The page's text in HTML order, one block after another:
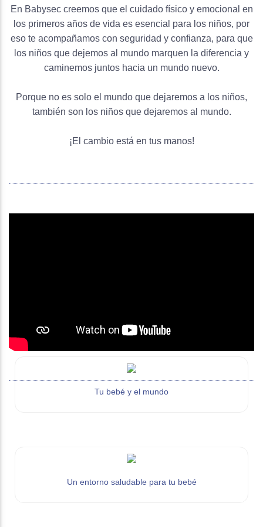
En Babysec creemos que el cuidado físico y emocional en
los primeros años de vida es esencial para los niños, por
eso te acompañamos con seguridad y confianza, para que
los niños que dejemos al mundo marquen la diferencia y
caminemos juntos hacia un mundo nuevo.
Porque no es solo el mundo que dejaremos a los niños,
también son los niños que dejaremos al mundo.
¡El cambio está en tus manos!
Tu bebé y el mundo
Un entorno saludable para tu bebé